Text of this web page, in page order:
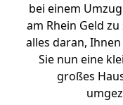
bei einem
am Rhein Geld
alles daran,
Sie nun eine
großes